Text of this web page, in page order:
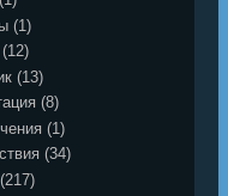
(1)
(12)
(13)
(8)
(1)
(34)
(217)